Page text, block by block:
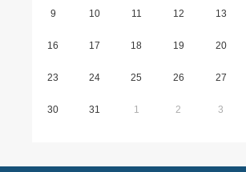
9 10 11 12 13
16 17 18 19 20
23 24 25 26 27
30 31 1 2 3